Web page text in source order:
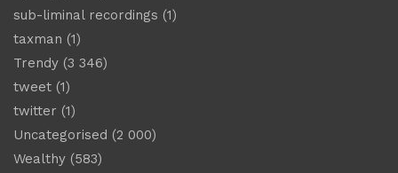
sub-liminal recordings (1)
taxman (1)
Trendy (3 346)
tweet (1)
twitter (1)
Uncategorised (2 000)
Wealthy (583)